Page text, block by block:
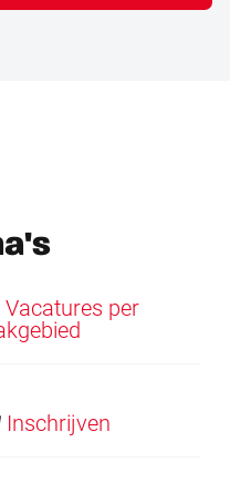
Vacatures per
Inschrijven